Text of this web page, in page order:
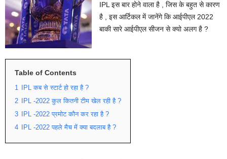
IPL इस बार होने वाला है , जिस के बहुत से कारण
है , इस आर्टिकल में जानेंगे कि आईपीएल 2022
बाकी सारे आईपीएल सीजन से क्यो अलग है ?
Table of Contents
1
IPL कब से स्टार्ट हो रहा है ?
2
IPL -2022 कुल कितनी टीम खेल रही है ?
3
IPL -2022 प्रमोट कौन कर रहा है ?
4
IPL -2022 पहले मैच में क्या बदलाब है ?